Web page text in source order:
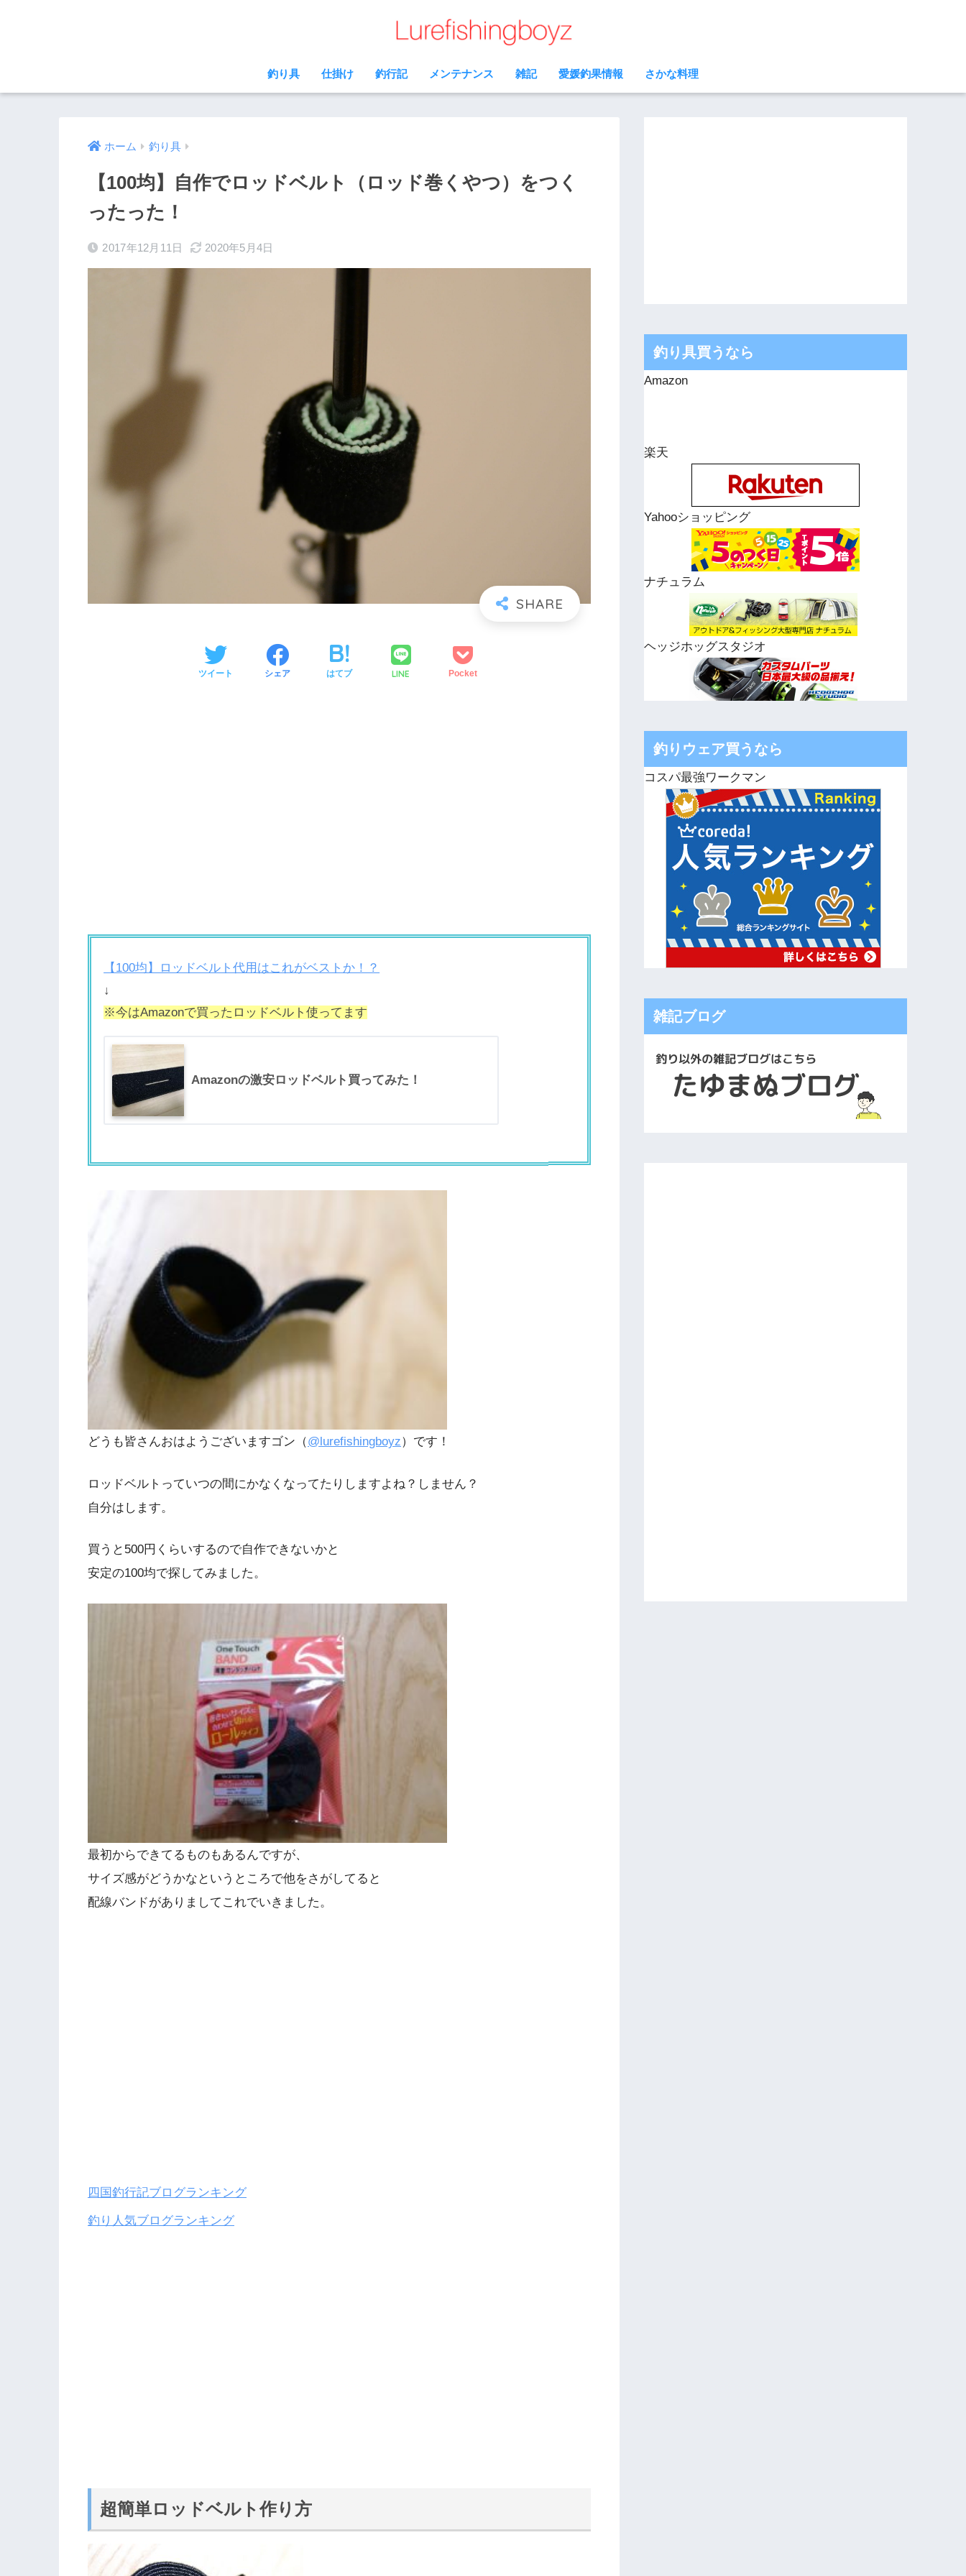
釣り具 仕掛け 釣行記 メンテナンス 雑記 愛媛釣果情報 さかな料理
ホーム 釣り具
【100均】自作でロッドベルト（ロッド巻くやつ）をつく
ったった！
2017年12月11日 2020年5月4日
ツイート シェア はてブ LINE Pocket
【100均】ロッドベルト代用はこれがベストか！？
↓
※今はAmazonで買ったロッドベルト使ってます
Amazonの激安ロッドベルト買ってみた！
どうも皆さんおはようございますゴン（@lurefishingboyz）です！
ロッドベルトっていつの間にかなくなってたりしますよね？しません？
自分はします。
買うと500円くらいするので自作できないかと
安定の100均で探してみました。
最初からできてるものもあるんですが、
サイズ感がどうかなというところで他をさがしてると
配線バンドがありましてこれでいきました。
四国釣行記ブログランキング
釣り人気ブログランキング
超簡単ロッドベルト作り方
釣り具買うなら
Amazon
楽天
Yahooショッピング
ナチュラム
ヘッジホッグスタジオ
釣りウェア買うなら
コスパ最強ワークマン
雑記ブログ